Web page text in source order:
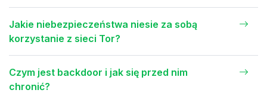
Jakie niebezpieczeństwa niesie za sobą
korzystanie z sieci Tor?
Czym jest backdoor i jak się przed nim
chronić?